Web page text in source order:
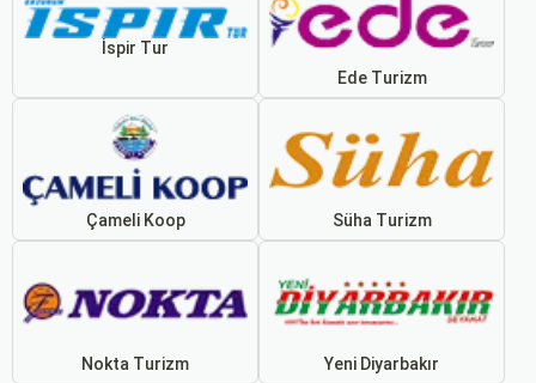
İspir Tur
Ede Turizm
Çameli Koop Süha Turizm
Nokta Turizm Yeni Diyarbakır